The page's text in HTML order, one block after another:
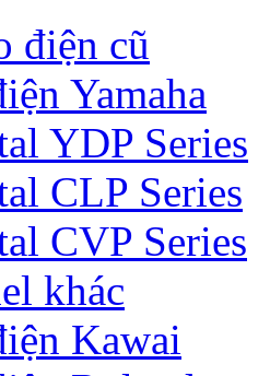
điện cũ
Yamaha
YDP Series
CLP Series
CVP Series
khác
Kawai